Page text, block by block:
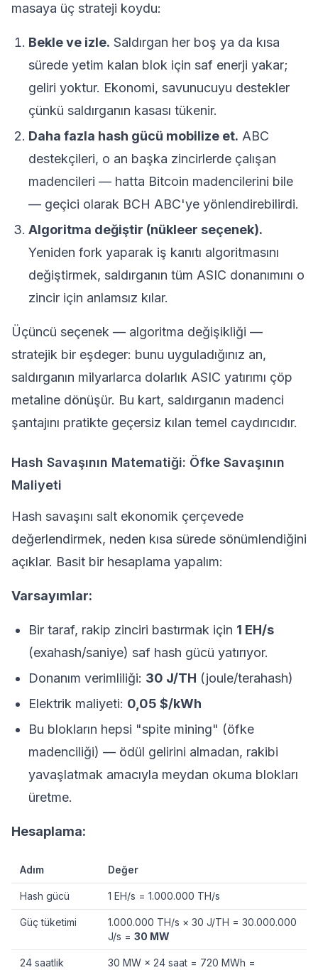
masaya üç strateji koydu:
Bekle ve izle. Saldırgan her boş ya da kısa
sürede yetim kalan blok için saf enerji yakar;
geliri yoktur. Ekonomi, savunucuyu destekler
çünkü saldırganın kasası tükenir.
Daha fazla hash gücü mobilize et. ABC
destekçileri, o an başka zincirlerde çalışan
madencileri — hatta Bitcoin madencilerini bile
— geçici olarak BCH ABC'ye yönlendirebilirdi.
Algoritma değiştir (nükleer seçenek).
Yeniden fork yaparak iş kanıtı algoritmasını
değiştirmek, saldırganın tüm ASIC donanımını o
zincir için anlamsız kılar.
Üçüncü seçenek — algoritma değişikliği —
stratejik bir eşdeger: bunu uyguladığınız an,
saldırganın milyarlarca dolarlık ASIC yatırımı çöp
metaline dönüşür. Bu kart, saldırganın madenci
şantajını pratikte geçersiz kılan temel caydırıcıdır.
Hash Savaşının Matematiği: Öfke Savaşının
Maliyeti
Hash savaşını salt ekonomik çerçevede
değerlendirmek, neden kısa sürede sönümlendiğini
açıklar. Basit bir hesaplama yapalım:
Varsayımlar:
Bir taraf, rakip zinciri bastırmak için 1 EH/s
(exahash/saniye) saf hash gücü yatırıyor.
Donanım verimliliği: 30 J/TH (joule/terahash)
Elektrik maliyeti: 0,05 $/kWh
Bu blokların hepsi "spite mining" (öfke
madenciliği) — ödül gelirini almadan, rakibi
yavaşlatmak amacıyla meydan okuma blokları
üretme.
Hesaplama:
Adım Değer
Hash gücü 1 EH/s = 1.000.000 TH/s
Güç tüketimi
1.000.000 TH/s × 30 J/TH = 30.000.000
J/s = 30 MW
24 saatlik
30 MW × 24 saat = 720 MWh =